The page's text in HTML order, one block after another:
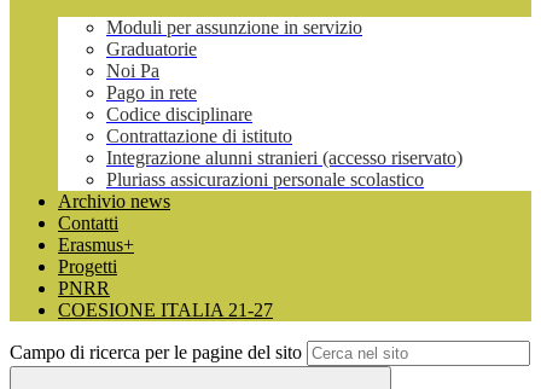
Moduli per assunzione in servizio
Graduatorie
Noi Pa
Pago in rete
Codice disciplinare
Contrattazione di istituto
Integrazione alunni stranieri (accesso riservato)
Pluriass assicurazioni personale scolastico
Archivio news
Contatti
Erasmus+
Progetti
PNRR
COESIONE ITALIA 21-27
Campo di ricerca per le pagine del sito